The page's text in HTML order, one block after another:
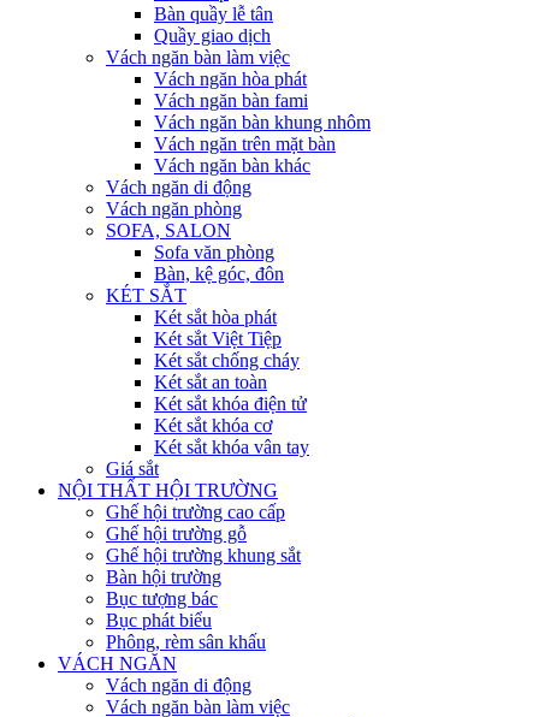
Bàn quầy lễ tân
Quầy giao dịch
Vách ngăn bàn làm việc
Vách ngăn hòa phát
Vách ngăn bàn fami
Vách ngăn bàn khung nhôm
Vách ngăn trên mặt bàn
Vách ngăn bàn khác
Vách ngăn di động
Vách ngăn phòng
SOFA, SALON
Sofa văn phòng
Bàn, kệ góc, đôn
KÉT SẮT
Két sắt hòa phát
Két sắt Việt Tiệp
Két sắt chống cháy
Két sắt an toàn
Két sắt khóa điện tử
Két sắt khóa cơ
Két sắt khóa vân tay
Giá sắt
NỘI THẤT HỘI TRƯỜNG
Ghế hội trường cao cấp
Ghế hội trường gỗ
Ghế hội trường khung sắt
Bàn hội trường
Bục tượng bác
Bục phát biểu
Phông, rèm sân khấu
VÁCH NGĂN
Vách ngăn di động
Vách ngăn bàn làm việc